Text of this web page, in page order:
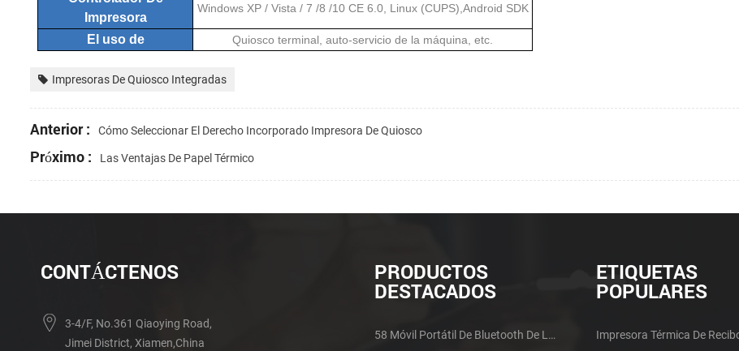
Impresora
Windows XP / Vista / 7 /8 /10 CE 6.0, Linux (CUPS),Android SDK
El uso de Quiosco terminal, auto-servicio de la máquina, etc.
Impresoras De Quiosco Integradas
Anterior : Cómo Seleccionar El Derecho Incorporado Impresora De Quiosco
Próximo : Las Ventajas De Papel Térmico
CONTÁCTENOS
3-4/F, No.361 Qiaoying Road,
Jimei District, Xiamen,China
PRODUCTOS
DESTACADOS
58 Móvil Portátil De Bluetooth De La Impresora Térmica De PTP-II
ETIQUETAS
POPULARES
Impresora Térmica De